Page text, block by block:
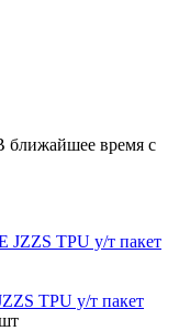
ближайшее время с
TPU у/т пакет